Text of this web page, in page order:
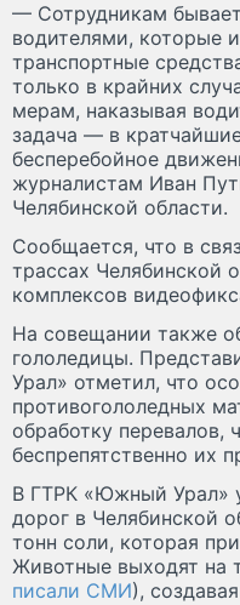
— Сотрудникам
водителями, которые
транспортные
только в крайних
мерам, наказывая
задача — в
бесперебойное
журналистам Иван
Челябинской области.
Сообщается, что в
трассах Челябинской
комплексов
На совещании также
гололедицы.
Урал» отметил, что
противогололедных
обработку перевалов,
беспрепятственно их
В ГТРК «Южный Урал»
дорог в Челябинской
тонн соли, которая
Животные выходят на
писали СМИ),